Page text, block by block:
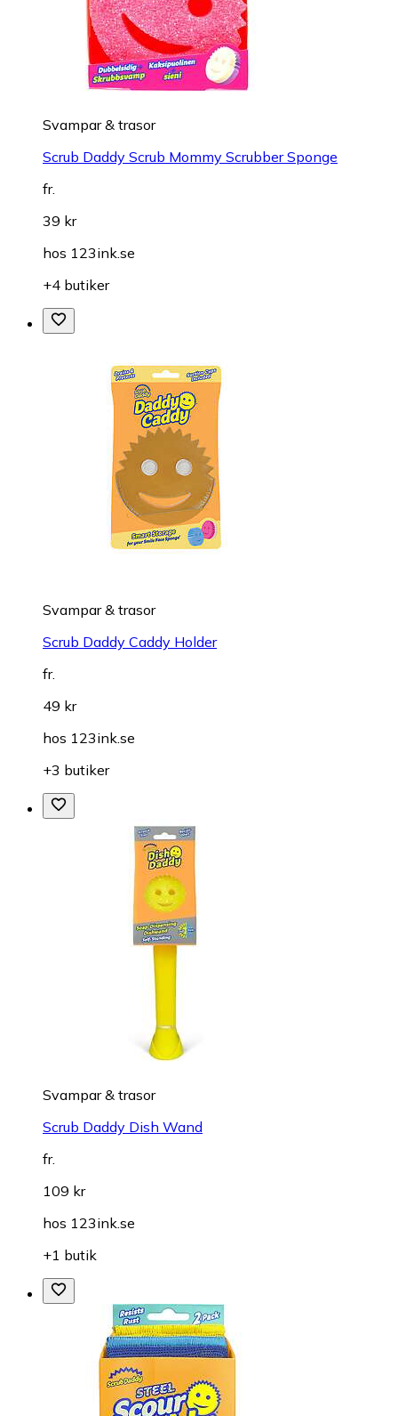
Svampar & trasor
Scrub Daddy Scrub Mommy Scrubber Sponge
fr.
39 kr
hos 123ink.se
+4 butiker
Svampar & trasor
Scrub Daddy Caddy Holder
fr.
49 kr
hos 123ink.se
+3 butiker
Svampar & trasor
Scrub Daddy Dish Wand
fr.
109 kr
hos 123ink.se
+1 butik